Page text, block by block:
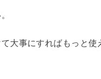
大事にすればもっと使